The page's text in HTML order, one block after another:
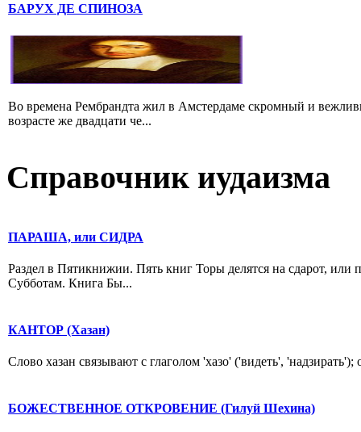
БАРУХ ДЕ СПИНОЗА
Во времена Рембрандта жил в Амстердаме скромный и
возрасте же двадцати че...
Справочник иудаизма
ПАРАША, или СИДРА
Раздел в Пятикнижии. Пять книг Торы делятся на сдарот, или
Субботам. Книга Бы...
КАНТОР (Хазан)
Слово хазан связывают с глаголом 'хазо' ('видеть',
БОЖЕСТВЕННОЕ ОТКРОВЕНИЕ (Гилуй Шехина)